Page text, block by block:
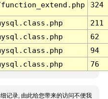
324
211
62
94
76
记录, 由此给您带来的访问不便我